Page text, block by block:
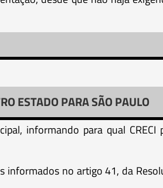
ESTADO PARA SÃO PAULO
informando para qual CRECI
no artigo 41, da